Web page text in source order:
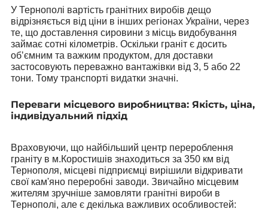
У Тернополі вартість гранітних виробів дещо
відрізняється від ціни в інших регіонах України, через
те, що доставлення сировини з місць видобування
займає сотні кілометрів. Оскільки граніт є досить
обʼємним та важким продуктом, для доставки
застосовують переважно вантажівки від 3, 5 або 22
тони. Тому транспорті видатки значні.
Переваги місцевого виробництва: Якість, ціна,
індивідуальний підхід
Враховуючи, що найбільший центр перероблення
граніту в м.Коростишів знаходиться за 350 км від
Тернополя, місцеві підприємці вирішили відкривати
свої кам'яно переробні заводи. Звичайно місцевим
жителям зручніше замовляти гранітні вироби в
Тернополі, але є декілька важливих особливостей: